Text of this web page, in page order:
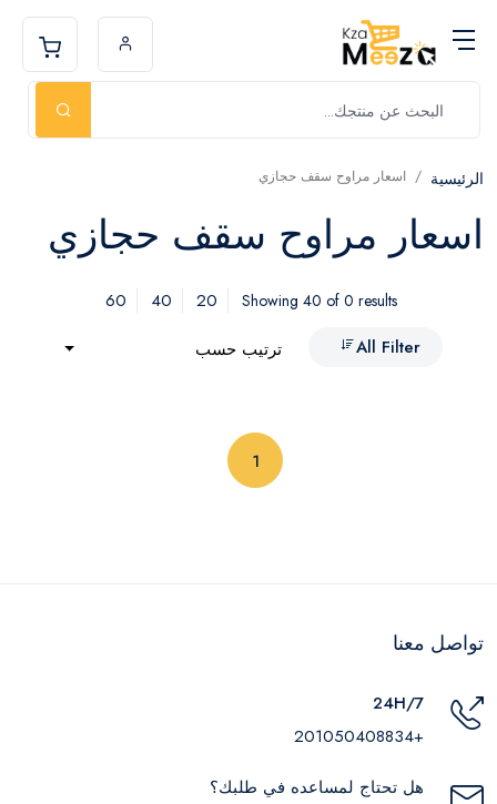
الرئيسية اسعار مراوح سقف حجازي
اسعار مراوح سقف حجازي
Showing 40 of 0 results
20
40
60
All Filter
ترتيب حسب
1
تواصل معنا
24H/7
+201050408834
هل تحتاج لمساعده في طلبك؟